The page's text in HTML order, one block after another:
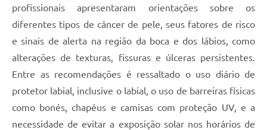
profissionais apresentaram orientações sobre os
diferentes tipos de câncer de pele, seus fatores de risco
e sinais de alerta na região da boca e dos lábios, como
alterações de texturas, fissuras e úlceras persistentes.
Entre as recomendações é ressaltado o uso diário de
protetor labial, inclusive o labial, o uso de barreiras físicas
como bonés, chapéus e camisas com proteção UV, e a
necessidade de evitar a exposição solar nos horários de